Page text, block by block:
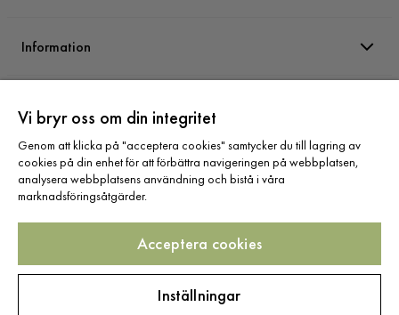
Information
Sortiment
Följ oss
Vi bryr oss om din integritet
Genom att klicka på "acceptera cookies" samtycker du till lagring av
cookies på din enhet för att förbättra navigeringen på webbplatsen,
analysera webbplatsens användning och bistå i våra
marknadsföringsåtgärder.
Acceptera cookies
Inställningar